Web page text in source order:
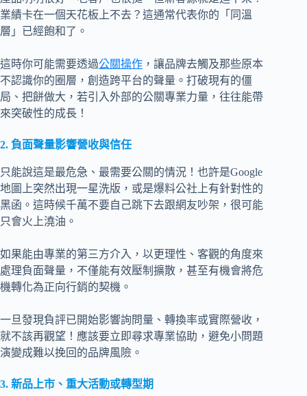
業績卡在一個天花板上不去？這通常代表你的「同溫
層」已經飽和了。
這時你可能需要透過公關操作 ，讓品牌去觸及那些原本
不認識你的圈層，創造跨平台的聲量。打破現有的僵
局、把餅做大，若引入外部的公關專業力量，往往能帶
來突破性的成長！
2. 負面聲量影響營收與信任
只能說這是最危急、最需要公關的情況！也許是Google
地圖上突然出現一星洗版，或是爆料公社上有針對性的
黑函。這時候千萬不要自己跳下去跟網友吵架，很可能
只會火上澆油。
如果能由專業的第三方介入，以更理性、客觀的角度來
處理負面聲量，不僅能有效壓制擴散，甚至有機會將危
機轉化為正向行銷的契機。
一旦發現負評已開始影響詢問量、轉換率或實際營收，
就不該再觀望！應該要立即尋求專業協助，避免小問題
演變成難以挽回的品牌風險。
3. 新品上市、重大活動或轉型期